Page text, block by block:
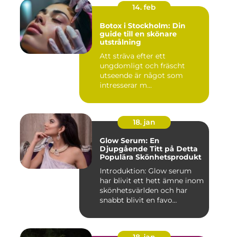
14. feb
Botox i Stockholm: Din
guide till en skönare
utstrålning
Att sträva efter ett
ungdomligt och fräscht
utseende är något som
intresserar m...
18. jan
Glow Serum: En
Djupgående Titt på Detta
Populära Skönhetsprodukt
Introduktion: Glow serum
har blivit ett hett ämne inom
skönhetsvärlden och har
snabbt blivit en favo...